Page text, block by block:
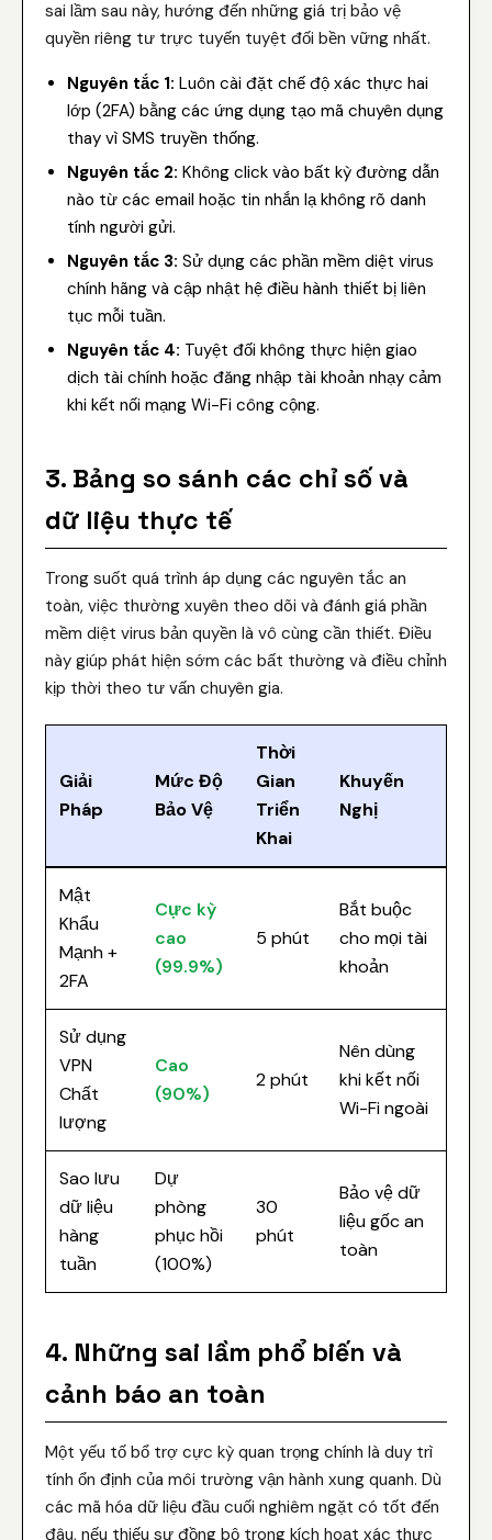
sai lầm sau này, hướng đến những giá trị bảo vệ
quyền riêng tư trực tuyến tuyệt đối bền vững nhất.
Nguyên tắc 1: Luôn cài đặt chế độ xác thực hai
lớp (2FA) bằng các ứng dụng tạo mã chuyên dụng
thay vì SMS truyền thống.
Nguyên tắc 2: Không click vào bất kỳ đường dẫn
nào từ các email hoặc tin nhắn lạ không rõ danh
tính người gửi.
Nguyên tắc 3: Sử dụng các phần mềm diệt virus
chính hãng và cập nhật hệ điều hành thiết bị liên
tục mỗi tuần.
Nguyên tắc 4: Tuyệt đối không thực hiện giao
dịch tài chính hoặc đăng nhập tài khoản nhạy cảm
khi kết nối mạng Wi-Fi công cộng.
3. Bảng so sánh các chỉ số và
dữ liệu thực tế
Trong suốt quá trình áp dụng các nguyên tắc an
toàn, việc thường xuyên theo dõi và đánh giá phần
mềm diệt virus bản quyền là vô cùng cần thiết. Điều
này giúp phát hiện sớm các bất thường và điều chỉnh
kịp thời theo tư vấn chuyên gia.
Giải
Pháp
Mức Độ
Bảo Vệ
Thời
Gian
Triển
Khai
Khuyến
Nghị
Mật
Khẩu
Mạnh +
2FA
Cực kỳ
cao
(99.9%)
5 phút
Bắt buộc
cho mọi tài
khoản
Sử dụng
VPN
Chất
lượng
Cao
(90%)
2 phút
Nên dùng
khi kết nối
Wi-Fi ngoài
Sao lưu
dữ liệu
hàng
tuần
Dự
phòng
phục hồi
(100%)
30
phút
Bảo vệ dữ
liệu gốc an
toàn
4. Những sai lầm phổ biến và
cảnh báo an toàn
Một yếu tố bổ trợ cực kỳ quan trọng chính là duy trì
tính ổn định của môi trường vận hành xung quanh. Dù
các mã hóa dữ liệu đầu cuối nghiêm ngặt có tốt đến
đâu, nếu thiếu sự đồng bộ trong kích hoạt xác thực